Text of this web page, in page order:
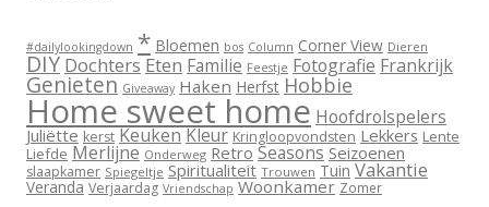
#dailylookingdown * Bloemen bos Column Corner View Dieren
DIY Dochters Eten Familie Feestje Fotografie Frankrijk
Genieten Giveaway Haken Herfst Hobbie
Home sweet home Hoofdrolspelers
Juliëtte kerst KeukenKleur Kringloopvondsten Lekkers Lente
Liefde Merlijne Onderweg Retro Seasons Seizoenen
slaapkamer Spiegeltje Spiritualiteit Trouwen Tuin Vakantie
Veranda Verjaardag Vriendschap Woonkamer Zomer